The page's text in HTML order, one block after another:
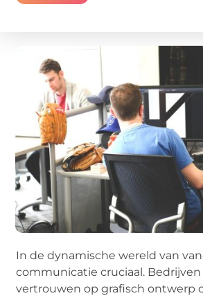
In de dynamische wereld van
communicatie cruciaal.
vertrouwen op grafisch ontwerp